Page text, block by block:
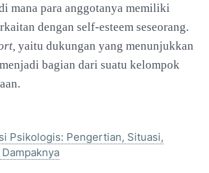
mana para anggotanya memiliki
dengan self-esteem seseorang.
yaitu dukungan yang menunjukkan
bagian dari suatu kelompok
Psikologis: Pengertian, Situasi,